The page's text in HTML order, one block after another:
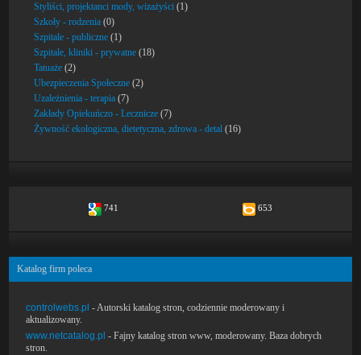
Styliści, projektanci mody, wizażyści (1)
Szkoły - rodzenia (0)
Szpitale - publiczne (1)
Szpitale, kliniki - prywatne (18)
Tatuaże (2)
Ubezpieczenia Społeczne (2)
Uzależnienia - terapia (7)
Zakłady Opiekuńczo - Lecznicze (7)
Żywność ekologiczna, dietetyczna, zdrowa - detal (16)
741 653
Katalog firm poleca
controlwebs.pl - Autorski katalog stron, codziennie moderowany i
aktualizowany.
www.netcatalog.pl - Fajny katalog stron www, moderowany. Baza dobrych
stron.